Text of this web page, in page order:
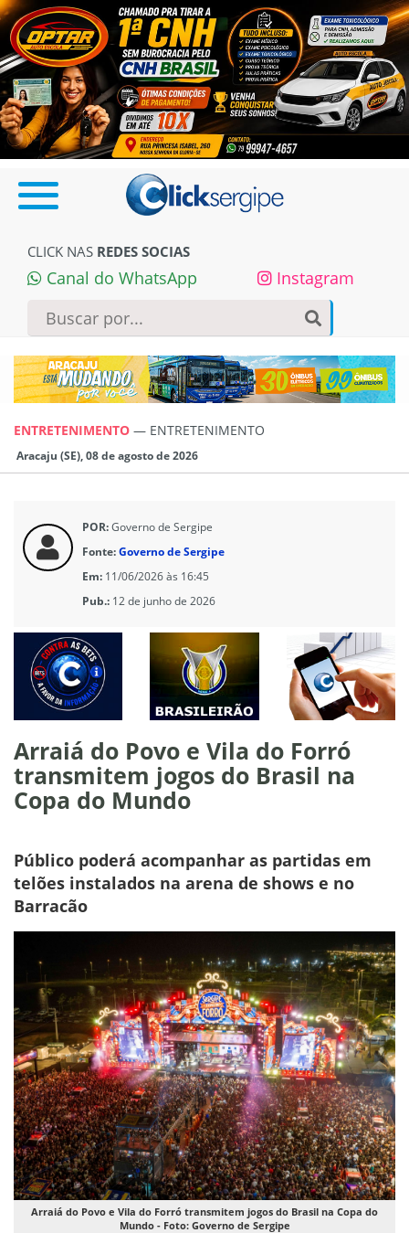
CLICK NAS REDES SOCIAS
Canal do WhatsApp Instagram
ENTRETENIMENTO — ENTRETENIMENTO
Aracaju (SE), 08 de agosto de 2026
POR:Governo de Sergipe
Fonte:Governo de Sergipe
Em: 11/06/2026 às 16:45
Pub.: 12 de junho de 2026
Arraiá do Povo e Vila do Forró
transmitem jogos do Brasil na
Copa do Mundo
Público poderá acompanhar as partidas em
telões instalados na arena de shows e no
Barracão
Arraiá do Povo e Vila do Forró transmitem jogos do Brasil na Copa do
Mundo - Foto: Governo de Sergipe